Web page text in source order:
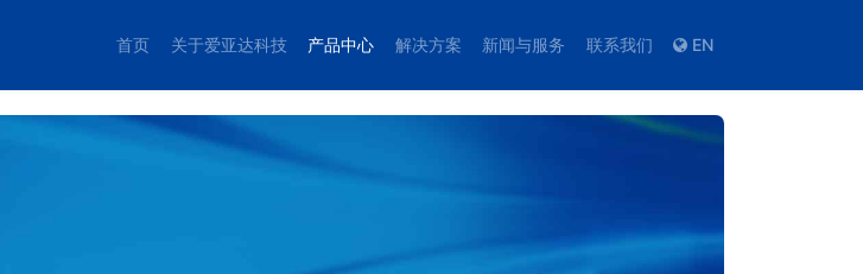
首页 关于爱亚达科技 产品中心 解决方案 新闻与服务 联系我们 EN